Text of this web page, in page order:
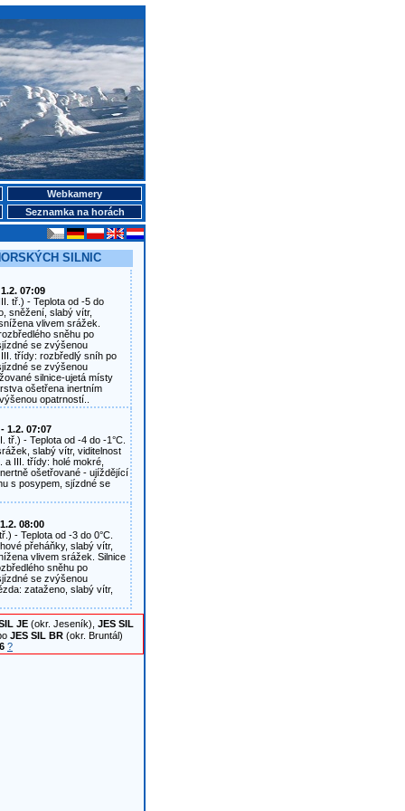
Webkamery
Seznamka na horách
SILNIC
07:09
tř.) - Teplota od -5 do
sněžení, slabý vítr,
vlivem srážek.
sněhu po
se zvýšenou
třídy: rozbředlý sníh po
se zvýšenou
silnice-ujetá místy
ošetřena inertním
opatrností..
1.2. 07:07
tř.) - Teplota od -4 do -1°C.
slabý vítr, viditelnost
a III. třídy: holé mokré,
ošetřované - ujíždějící
s posypem, sjízdné se
08:00
- Teplota od -3 do 0°C.
přeháňky, slabý vítr,
vlivem srážek. Silnice
sněhu po
se zvýšenou
zataženo, slabý vítr,
JE (okr. Jeseník), JES SIL
JES SIL BR (okr. Bruntál)
?